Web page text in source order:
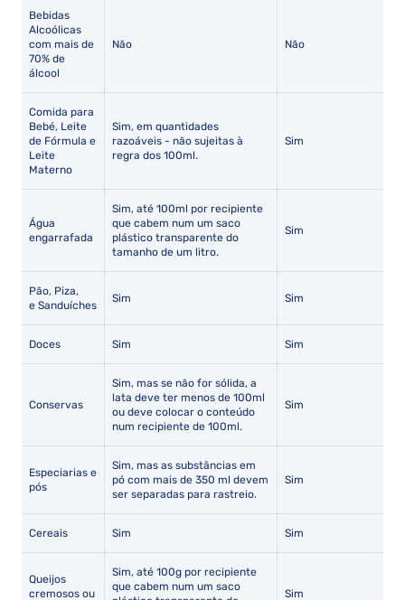
Bebidas
Alcoólicas
com mais de
70% de
álcool
Não Não
Comida para
Bebé, Leite
de Fórmula e
Leite
Materno
Sim, em quantidades
razoáveis - não sujeitas à
regra dos 100ml.
Sim
Água
engarrafada
Sim, até 100ml por recipiente
que cabem num um saco
plástico transparente do
tamanho de um litro.
Sim
Pão, Piza,
e Sanduíches
Sim Sim
Doces Sim Sim
Conservas
Sim, mas se não for sólida, a
lata deve ter menos de 100ml
ou deve colocar o conteúdo
num recipiente de 100ml.
Sim
Especiarias e
pós
Sim, mas as substâncias em
pó com mais de 350 ml devem
ser separadas para rastreio.
Sim
Cereais Sim Sim
Queijos
cremosos ou
Sim, até 100g por recipiente
que cabem num um saco
Sim